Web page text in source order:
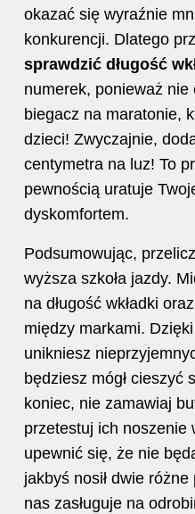
okazać się wyraźnie
konkurencji. Dlatego
sprawdzić długość
numerek, ponieważ
biegacz na maratonie,
dzieci! Zwyczajnie,
centymetra na luz! To
pewnością uratuje
dyskomfortem.
Podsumowując,
wyższa szkoła jazdy.
na długość wkładki
między markami.
unikniesz
będziesz mógł cieszyć
koniec, nie zamawiaj
przetestuj ich noszenie
upewnić się, że nie
jakbyś nosił dwie
nas zasługuje na